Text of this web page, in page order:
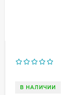
В НАЛИЧИИ